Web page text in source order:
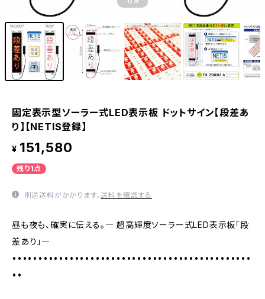
固定表示型ソーラー式LED表示板 ドットサイン【段差あ
り】【NETIS登録】
¥ 151,580
残り1点
別途送料がかかります。送料を確認する
昼も夜も、確実に伝える。― 超高輝度ソーラー式LED表示板「段
差あり」―
••••••••••••••••••••••••••••••••••••••••••••••
••